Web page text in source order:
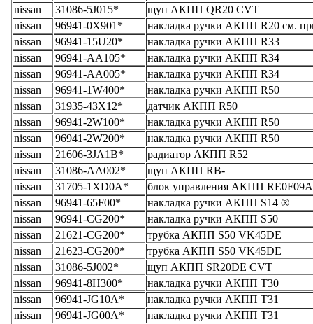
nissan
31086-5J015*
щуп АКПП QR20 CVT
nissan
96941-0X901*
накладка ручки АКПП R20 см.
nissan
96941-15U20*
накладка ручки АКПП R33
nissan
96941-AA105*
накладка ручки АКПП R34
nissan
96941-AA005*
накладка ручки АКПП R34
nissan
96941-1W400*
накладка ручки АКПП R50
nissan
31935-43X12*
датчик АКПП R50
nissan
96941-2W100*
накладка ручки АКПП R50
nissan
96941-2W200*
накладка ручки АКПП R50
nissan
21606-3JA1B*
радиатор АКПП R52
nissan
31086-AA002*
щуп АКПП RB-
nissan
31705-1XD0A*
блок управления АКПП RE0F09A
nissan
96941-65F00*
накладка ручки АКПП S14 ®
nissan
96941-CG200*
накладка ручки АКПП S50
nissan
21621-CG200*
трубка АКПП S50 VK45DE
nissan
21623-CG200*
трубка АКПП S50 VK45DE
nissan
31086-5J002*
щуп АКПП SR20DE CVT
nissan
96941-8H300*
накладка ручки АКПП T30
nissan
96941-JG10A*
накладка ручки АКПП T31
nissan
96941-JG00A*
накладка ручки АКПП T31